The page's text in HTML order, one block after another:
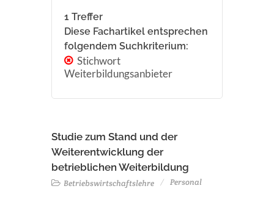
1 Treffer
Diese Fachartikel entsprechen
folgendem Suchkriterium:
Stichwort
Weiterbildungsanbieter
Studie zum Stand und der
Weiterentwicklung der
betrieblichen Weiterbildung
Betriebswirtschaftslehre Personal